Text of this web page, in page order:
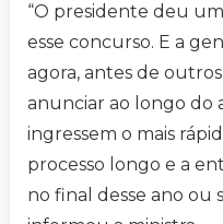
“O presidente deu
esse concurso. E a
agora, antes de
anunciar ao longo do
ingressem o mais
processo longo e a
no final desse ano ou